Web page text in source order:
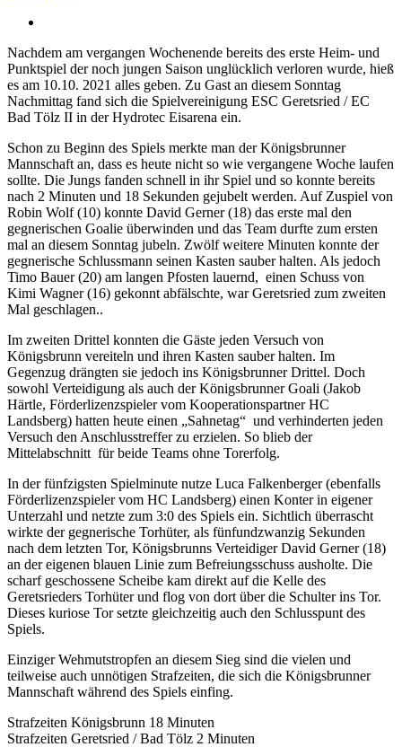
Bild
Nachdem am vergangen Wochenende bereits des erste Heim- und
Punktspiel der noch jungen Saison unglücklich verloren wurde, hieß
es am 10.10. 2021 alles geben. Zu Gast an diesem Sonntag
Nachmittag fand sich die Spielvereinigung ESC Geretsried / EC
Bad Tölz II in der Hydrotec Eisarena ein.
Schon zu Beginn des Spiels merkte man der Königsbrunner
Mannschaft an, dass es heute nicht so wie vergangene Woche laufen
sollte. Die Jungs fanden schnell in ihr Spiel und so konnte bereits
nach 2 Minuten und 18 Sekunden gejubelt werden. Auf Zuspiel von
Robin Wolf (10) konnte David Gerner (18) das erste mal den
gegnerischen Goalie überwinden und das Team durfte zum ersten
mal an diesem Sonntag jubeln. Zwölf weitere Minuten konnte der
gegnerische Schlussmann seinen Kasten sauber halten. Als jedoch
Timo Bauer (20) am langen Pfosten lauernd, einen Schuss von
Kimi Wagner (16) gekonnt abfälschte, war Geretsried zum zweiten
Mal geschlagen..
Im zweiten Drittel konnten die Gäste jeden Versuch von
Königsbrunn vereiteln und ihren Kasten sauber halten. Im
Gegenzug drängten sie jedoch ins Königsbrunner Drittel. Doch
sowohl Verteidigung als auch der Königsbrunner Goali (Jakob
Härtle, Förderlizenzspieler vom Kooperationspartner HC
Landsberg) hatten heute einen „Sahnetag“ und verhinderten jeden
Versuch den Anschlusstreffer zu erzielen. So blieb der
Mittelabschnitt für beide Teams ohne Torerfolg.
In der fünfzigsten Spielminute nutze Luca Falkenberger (ebenfalls
Förderlizenzspieler vom HC Landsberg) einen Konter in eigener
Unterzahl und netzte zum 3:0 des Spiels ein. Sichtlich überrascht
wirkte der gegnerische Torhüter, als fünfundzwanzig Sekunden
nach dem letzten Tor, Königsbrunns Verteidiger David Gerner (18)
an der eigenen blauen Linie zum Befreiungsschuss ausholte. Die
scharf geschossene Scheibe kam direkt auf die Kelle des
Geretsrieders Torhüter und flog von dort über die Schulter ins Tor.
Dieses kuriose Tor setzte gleichzeitig auch den Schlusspunt des
Spiels.
Einziger Wehmutstropfen an diesem Sieg sind die vielen und
teilweise auch unnötigen Strafzeiten, die sich die Königsbrunner
Mannschaft während des Spiels einfing.
Strafzeiten Königsbrunn 18 Minuten
Strafzeiten Geretsried / Bad Tölz 2 Minuten